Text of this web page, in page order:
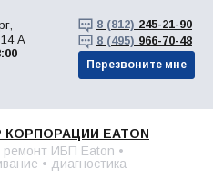
А
8 (812) 245-21-90
8 (495) 966-70-48
Перезвоните мне
EATON
ИБП Eaton •
• диагностика